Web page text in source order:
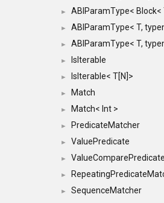
► ABIParamType< Block<
► ABIParamType< T,
► ABIParamType< T,
► IsIterable
► IsIterable< T[N]>
► Match
► Match< Int >
► PredicateMatcher
► ValuePredicate
► ValueComparePredicate
►
►
SequenceMatcher